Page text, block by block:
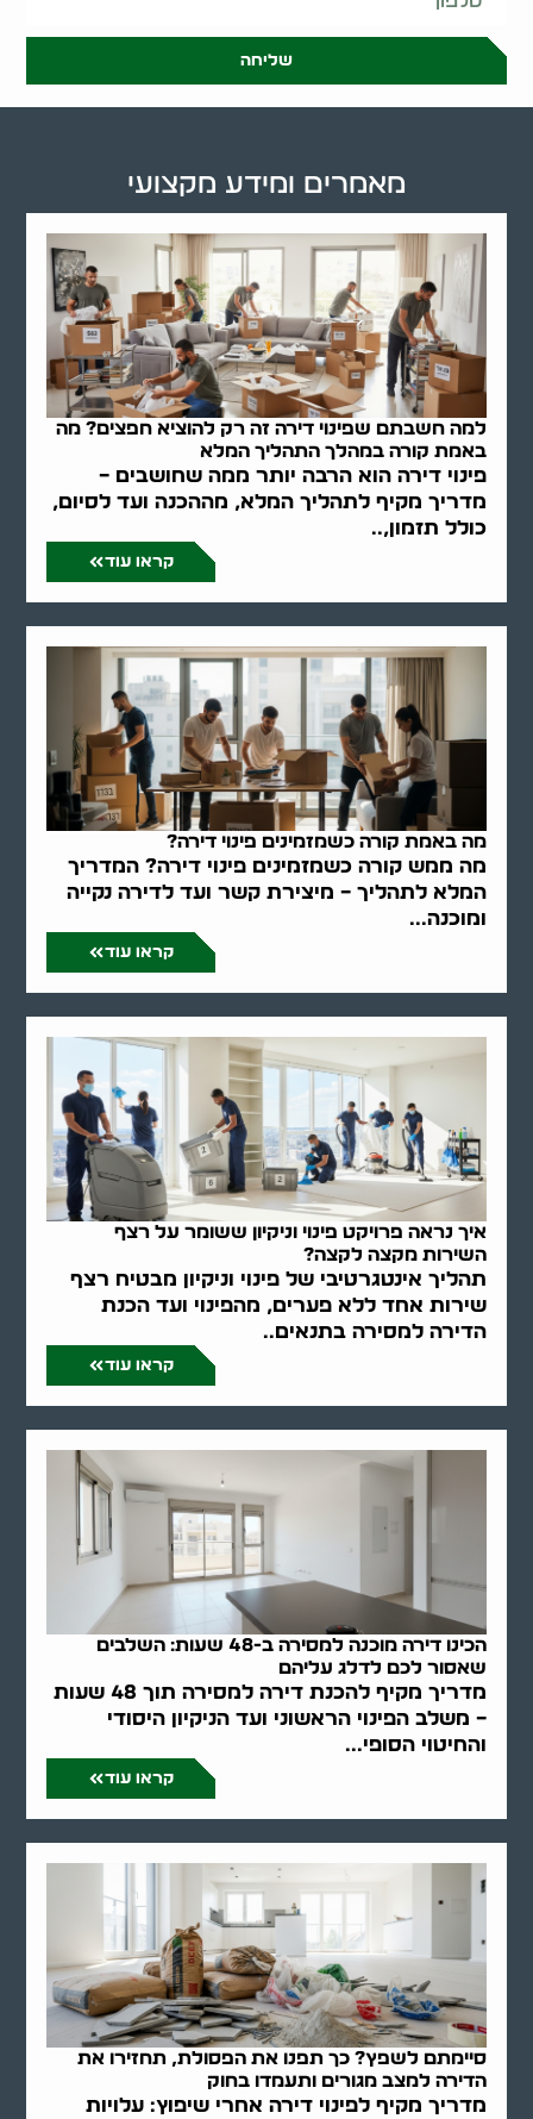
שליחה
למה חשבתם שפינוי דירה זה רק להוציא חפצים? מה
באמת קורה במהלך התהליך המלא
פינוי דירה הוא הרבה יותר ממה שחושבים –
מדריך מקיף לתהליך המלא, מההכנה ועד לסיום,
כולל תזמון,..
קראו עוד
מה באמת קורה כשמזמינים פינוי דירה?
מה ממש קורה כשמזמינים פינוי דירה? המדריך
המלא לתהליך – מיצירת קשר ועד לדירה נקייה
ומוכנה...
קראו עוד
איך נראה פרויקט פינוי וניקיון ששומר על רצף
השירות מקצה לקצה?
תהליך אינטגרטיבי של פינוי וניקיון מבטיח רצף
שירות אחד ללא פערים, מהפינוי ועד הכנת
הדירה למסירה בתנאים..
קראו עוד
הכינו דירה מוכנה למסירה ב-48 שעות: השלבים
שאסור לכם לדלג עליהם
מדריך מקיף להכנת דירה למסירה תוך 48 שעות
– משלב הפינוי הראשוני ועד הניקיון היסודי
והחיטוי הסופי...
קראו עוד
סיימתם לשפץ? כך תפנו את הפסולת, תחזירו את
הדירה למצב מגורים ותעמדו בחוק
מדריך מקיף לפינוי דירה אחרי שיפוץ: עלויות
מאמרים ומידע מקצועי